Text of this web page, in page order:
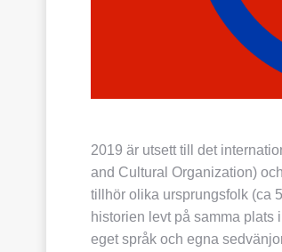
2019 är utsett till det
and Cultural Organization)
tillhör olika ursprungsfolk (ca
historien levt på samma
eget språk och egna